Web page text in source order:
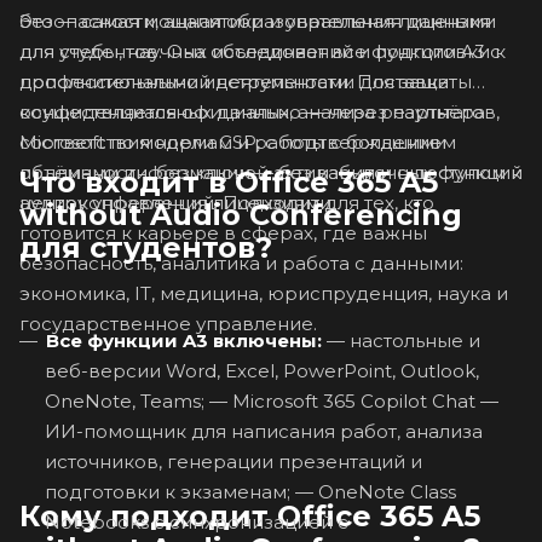
безопасности, аналитики и управления данными
для учебы, научных исследований и подготовки к
профессиональной деятельности. Поставка
осуществляется официально — через партнёра
Microsoft по модели CSP, с подтверждением
подлинности, без ключей активации и с доступом к
центру управления лицензиями.
Это — самая мощная образовательная лицензия
для студентов. Она объединяет все функции A3 с
дополнительными инструментами для защиты
конфиденциальных данных, анализа результатов,
соответствия нормам и работы с большими
объёмами информации — без избыточных функций
аудиоконференций. Подходит для тех, кто
готовится к карьере в сферах, где важны
безопасность, аналитика и работа с данными:
экономика, IT, медицина, юриспруденция, наука и
государственное управление.
Что входит в Office 365 A5
without Audio Conferencing
для студентов?
Все функции A3 включены:
веб-версии Word, Excel, PowerPoint, Outlook,
OneNote, Teams; — Microsoft 365 Copilot Chat —
ИИ-помощник для написания работ, анализа
источников, генерации презентаций и
подготовки к экзаменам; — OneNote Class
Notebooks с синхронизацией с
Кому подходит Office 365 A5